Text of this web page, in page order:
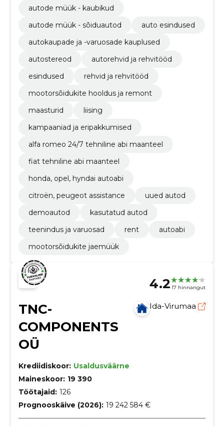
autode müük - kaubikud
autode müük - sõiduautod
auto esindused
autokaupade ja -varuosade kauplused
autostereod
autorehvid ja rehvitööd
esindused
rehvid ja rehvitööd
mootorsõidukite hooldus ja remont
maasturid
liising
kampaaniad ja eripakkumised
alfa romeo 24/7 tehniline abi maanteel
fiat tehniline abi maanteel
honda, opel, hyndai autoabi
citroën, peugeot assistance
uued autod
demoautod
kasutatud autod
teenindus ja varuosad
rent
autoabi
mootorsõidukite jaemüük
4.2 17 hinnangut
TNC-
COMPONENTS
OÜ
Ida-Virumaa
Krediidiskoor: Usaldusväärne
Maineskoor: 19 390
Töötajaid: 126
Prognooskäive (2026): 19 242 584 €